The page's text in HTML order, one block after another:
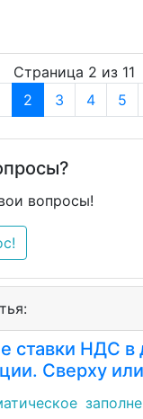
Страница 2 из 11
2 3 4 5
вопросы!
ставки НДС в
Сверху